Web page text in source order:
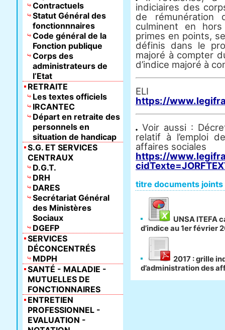
indiciaires des
de
culminent en
primes en points,
définis dans le
majoré à compter
d’indice majoré à
https://
Voir aussi :
relatif à l’emploi
affaires sociales
https://
titre documents joints
UNSA ITEFA
d’indice au 1er février
2017 : grille
d’administration des
Contractuels
Statut Général des
fonctionnnaires
Code général de la
Fonction publique
Corps des
administrateurs de
l’Etat
RETRAITE
Les textes officiels
IRCANTEC
Départ en retraite des
personnels en
situation de handicap
S.G. ET SERVICES
CENTRAUX
D.G.T.
DRH
DARES
Secrétariat Général
des Ministères
Sociaux
DGEFP
SERVICES
DÉCONCENTRÉS
MDPH
SANTÉ - MALADIE -
MUTUELLES DE
FONCTIONNAIRES
ENTRETIEN
PROFESSIONNEL -
EVALUATION -